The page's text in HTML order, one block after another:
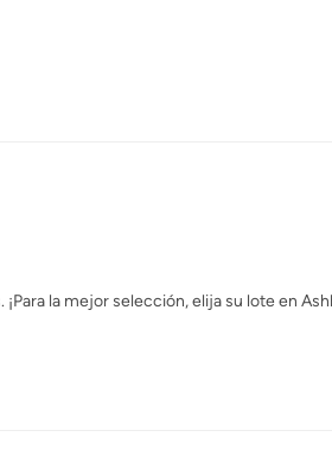
la mejor selección, elija su lote en